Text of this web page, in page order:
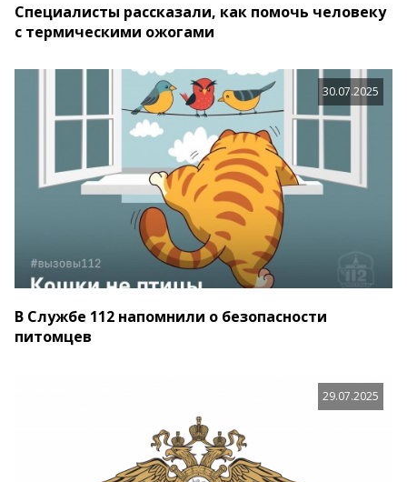
Специалисты рассказали, как помочь человеку
с термическими ожогами
30.07.2025
В Службе 112 напомнили о безопасности
питомцев
29.07.2025